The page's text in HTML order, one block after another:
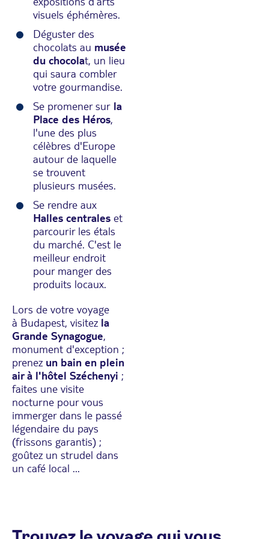
visuels éphémères.
Déguster des
chocolats au musée
du chocolat, un lieu
qui saura combler
votre gourmandise.
Se promener sur la
Place des Héros,
l'une des plus
célèbres d'Europe
autour de laquelle
se trouvent
plusieurs musées.
Se rendre aux
Halles centrales et
parcourir les étals
du marché. C'est le
meilleur endroit
pour manger des
produits locaux.
Lors de votre voyage
à Budapest, visitez la
Grande Synagogue,
monument d'exception ;
prenez un bain en plein
air à l'hôtel Széchenyi ;
faites une visite
nocturne pour vous
immerger dans le passé
légendaire du pays
(frissons garantis) ;
goûtez un strudel dans
un café local ...